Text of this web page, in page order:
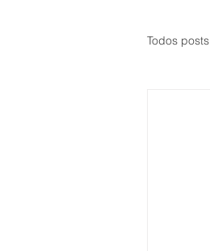
Todos posts